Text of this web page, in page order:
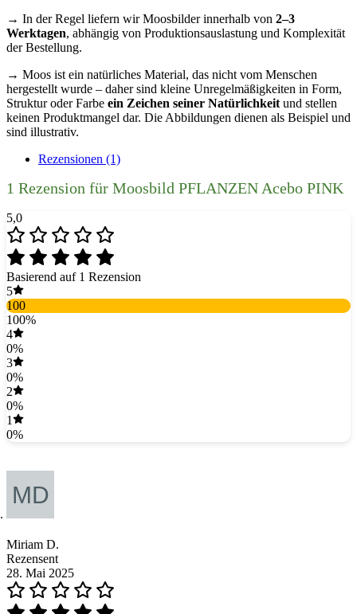
→ In der Regel liefern wir Moosbilder innerhalb von 2–3
Werktagen, abhängig von Produktionsauslastung und Komplexität
der Bestellung.
→ Moos ist ein natürliches Material, das nicht vom Menschen
hergestellt wurde – daher sind kleine Unregelmäßigkeiten in Form,
Struktur oder Farbe ein Zeichen seiner Natürlichkeit und stellen
keinen Produktmangel dar. Die Abbildungen dienen als Beispiel und
sind illustrativ.
Rezensionen (1)
1 Rezension für Moosbild PFLANZEN Acebo PINK
5,0
Basierend auf 1 Rezension
5
100
100%
4
0%
3
0%
2
0%
1
0%
Miriam D.
Rezensent
28. Mai 2025